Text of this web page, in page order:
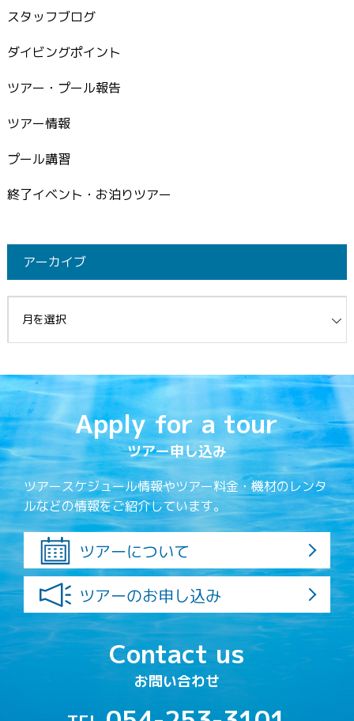
スタッフブログ
ダイビングポイント
ツアー・プール報告
ツアー情報
プール講習
終了イベント・お泊りツアー
アーカイブ
Apply for a tour
ツアー申し込み
ツアースケジュール情報やツアー料金・機材のレンタ
ルなどの情報をご紹介しています。
ツアーについて
ツアーのお申し込み
Contact us
お問い合わせ